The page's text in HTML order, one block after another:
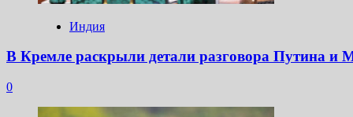
Индия
В Кремле раскрыли детали разговора Путина и
0